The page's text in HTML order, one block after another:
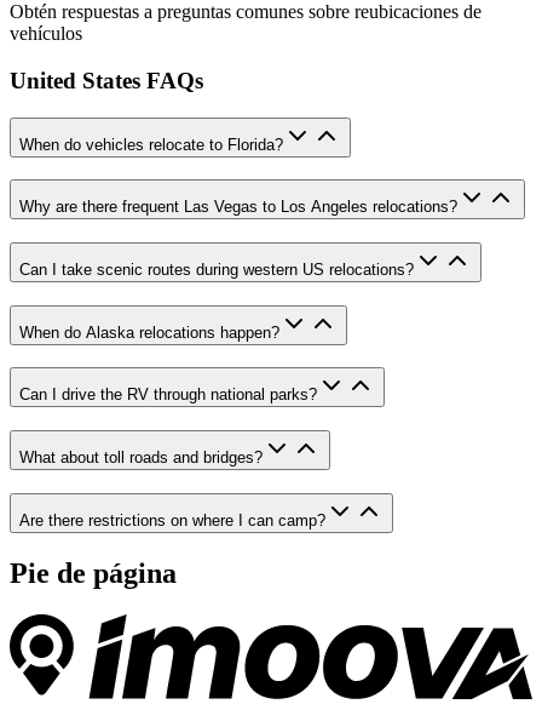
Obtén respuestas a preguntas comunes sobre reubicaciones de
vehículos
United States FAQs
When do vehicles relocate to Florida?
Why are there frequent Las Vegas to Los Angeles relocations?
Can I take scenic routes during western US relocations?
When do Alaska relocations happen?
Can I drive the RV through national parks?
What about toll roads and bridges?
Are there restrictions on where I can camp?
Pie de página